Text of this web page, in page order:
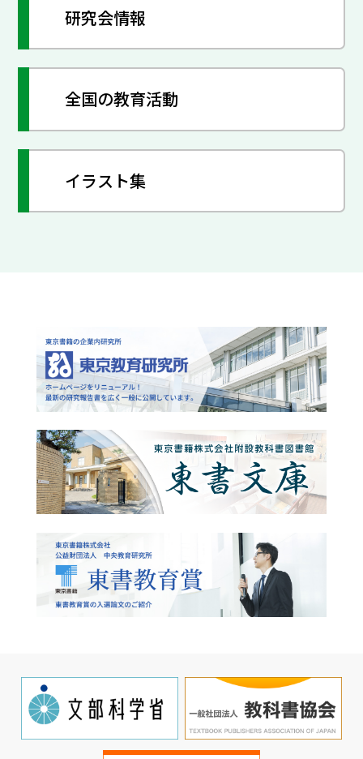
研究会情報
全国の教育活動
イラスト集